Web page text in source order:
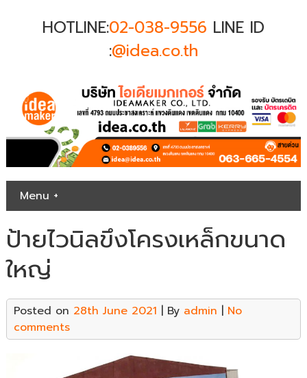
HOTLINE:02-038-9556 LINE ID
:@idea.co.th
Menu +
ป้ายไวนิลขึงโครงเหล็กขนาด
ใหญ่
Posted on 28th June 2021 | By admin | No
comments